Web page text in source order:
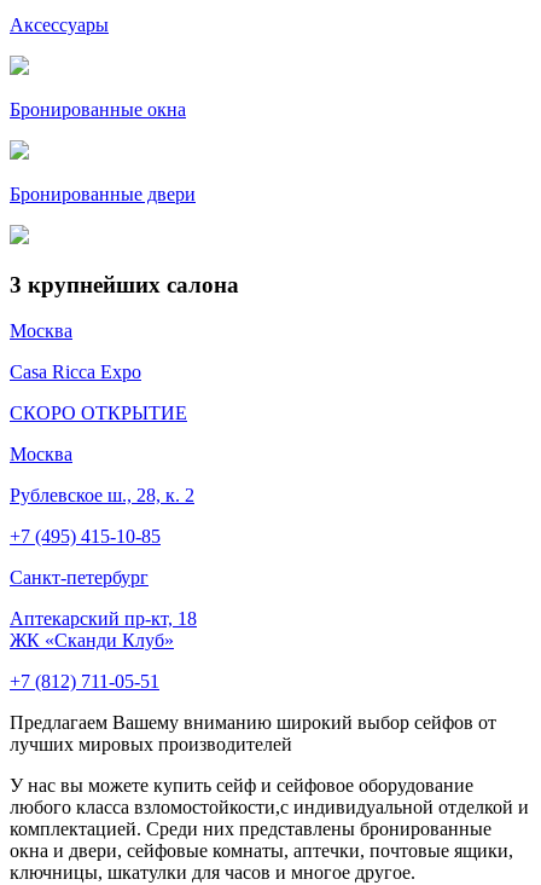
Аксессуары
Бронированные окна
Бронированные двери
3 крупнейших салона
Москва
Casa Ricca Expo
СКОРО ОТКРЫТИЕ
Москва
Рублевское ш., 28, к. 2
+7 (495) 415-10-85
Cанкт-петербург
Аптекарский пр-кт, 18
ЖК «Сканди Клуб»
+7 (812) 711-05-51
Предлагаем Вашему вниманию широкий выбор сейфов от
лучших мировых производителей
У нас вы можете купить сейф и сейфовое оборудование
любого класса взломостойкости,с индивидуальной отделкой и
комплектацией. Среди них представлены бронированные
окна и двери, сейфовые комнаты, аптечки, почтовые ящики,
ключницы, шкатулки для часов и многое другое.